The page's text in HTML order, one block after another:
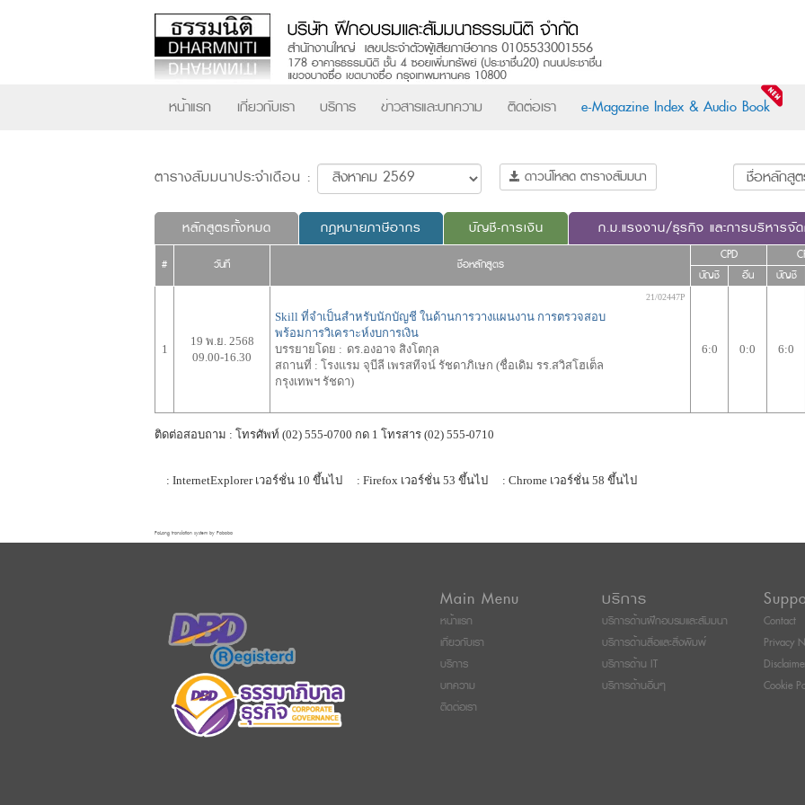
หน้าแรก เกี่ยวกับเรา บริการ ข่าวสารและบทความ ติดต่อเรา e-Magazine Index & Audio Book
ตารางสัมมนาประจำเดือน : ดาวน์โหลด ตารางสัมมนา
หลักสูตรทั้งหมด กฎหมายภาษีอากร บัญชี-การเงิน ก.ม.แรงงาน/ธุรกิจ และการบริหารจั
# วันที่ ชื่อหลักสูตร
CPD
บัญชี อื่น บัญชี
1
19 พ.ย. 2568
09.00-16.30
Skill ที่จำเป็นสำหรับนักบัญชี ในด้านการวางแผนงาน การตรวจสอบ
พร้อมการวิเคราะห์งบการเงิน
บรรยายโดย : ดร.องอาจ สิงโตกุล
สถานที่ : โรงแรม จุบีลี เพรสทีจน์ รัชดาภิเษก (ชื่อเดิม รร.สวิสโฮเต็ล
กรุงเทพฯ รัชดา)
21/02447P
6:0 0:0 6:0
ติดต่อสอบถาม : โทรศัพท์ (02) 555-0700 กด 1 โทรสาร (02) 555-0710
: InternetExplorer เวอร์ชั่น 10 ขึ้นไป : Firefox เวอร์ชั่น 53 ขึ้นไป : Chrome เวอร์ชั่น 58 ขึ้นไป
FaLang translation system by Faboba
Main Menu
หน้าแรก
เกี่ยวกับเรา
บริการ
บทความ
ติดต่อเรา
บริการ
บริการด้านฝึกอบรมและสัมมนา
บริการด้านสื่อและสิ่งพิมพ์
บริการด้าน IT
บริการด้านอื่นๆ
Contact
Privacy
Cookie